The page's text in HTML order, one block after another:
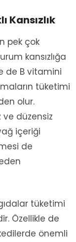
Kansızlık
pek çok
kansızlığa
de B vitamini
tüketimi
olur.
düzensiz
içeriği
de
tüketimi
Özellikle de
önemli